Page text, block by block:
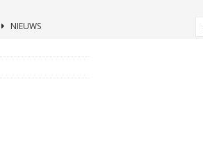
NIEUWS